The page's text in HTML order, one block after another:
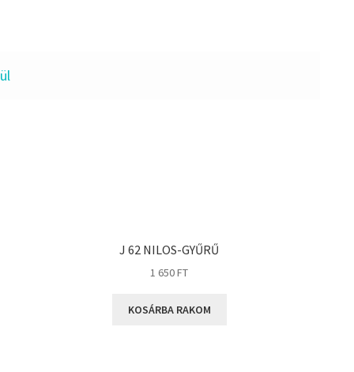
J 62 NILOS-GYŰRŰ
1 650FT
KOSÁRBA RAKOM